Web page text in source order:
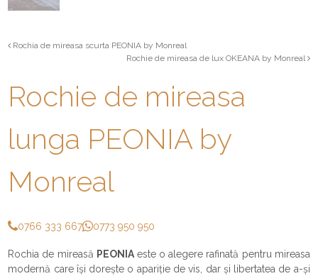
Rochia de mireasa scurta PEONIA by Monreal
Rochie de mireasa de lux OKEANA by Monreal
Rochie de mireasa
lunga PEONIA by
Monreal
0766 333 667 0773 950 950
Rochia de mireasă PEONIAeste o alegere rafinată pentru mireasa
modernă care își dorește o apariție de vis, dar și libertatea de a-și